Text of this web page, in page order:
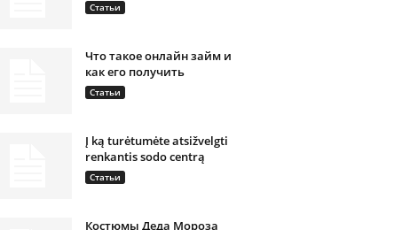
Статьи
Что такое онлайн займ и
как его получить
Статьи
Į ką turėtumėte atsižvelgti
renkantis sodo centrą
Статьи
Костюмы Деда Мороза